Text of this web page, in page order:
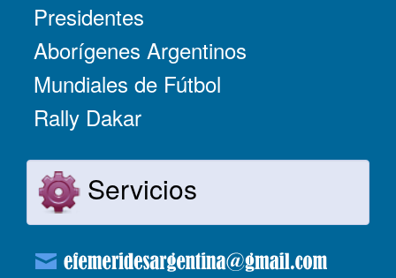
Presidentes
Aborígenes Argentinos
Mundiales de Fútbol
Rally Dakar
Servicios